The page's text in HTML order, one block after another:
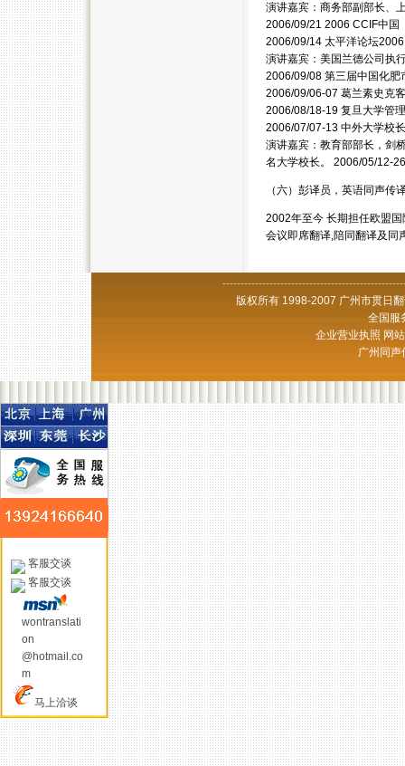
演讲嘉宾：商务部副部长、
2006/09/21 2006 CCIF中国
2006/09/14 太平洋论坛
演讲嘉宾：美国兰德公司执
2006/09/08 第三届中国化肥
2006/09/06-07 葛兰素史克
2006/08/18-19 复旦大学管
2006/07/07-13 中外大学校
演讲嘉宾：教育部部长，剑
名大学校长。 2006/05/12-
（六）彭译员，英语同声传
2002年至今 长期担任欧盟
会议即席翻译,陪同翻译及同
版权所有 1998-2007 广州市贯日
全国服
企业营业执照 网
广州同
客服交谈
客服交谈
wontranslati
on
@hotmail.co
m
马上洽谈